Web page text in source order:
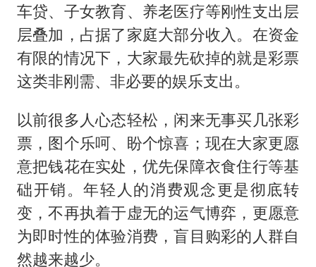
车贷、子女教育、养老医疗等刚性支出层
层叠加，占据了家庭大部分收入。在资金
有限的情况下，大家最先砍掉的就是彩票
这类非刚需、非必要的娱乐支出。
以前很多人心态轻松，闲来无事买几张彩
票，图个乐呵、盼个惊喜；现在大家更愿
意把钱花在实处，优先保障衣食住行等基
础开销。年轻人的消费观念更是彻底转
变，不再执着于虚无的运气博弈，更愿意
为即时性的体验消费，盲目购彩的人群自
然越来越少。